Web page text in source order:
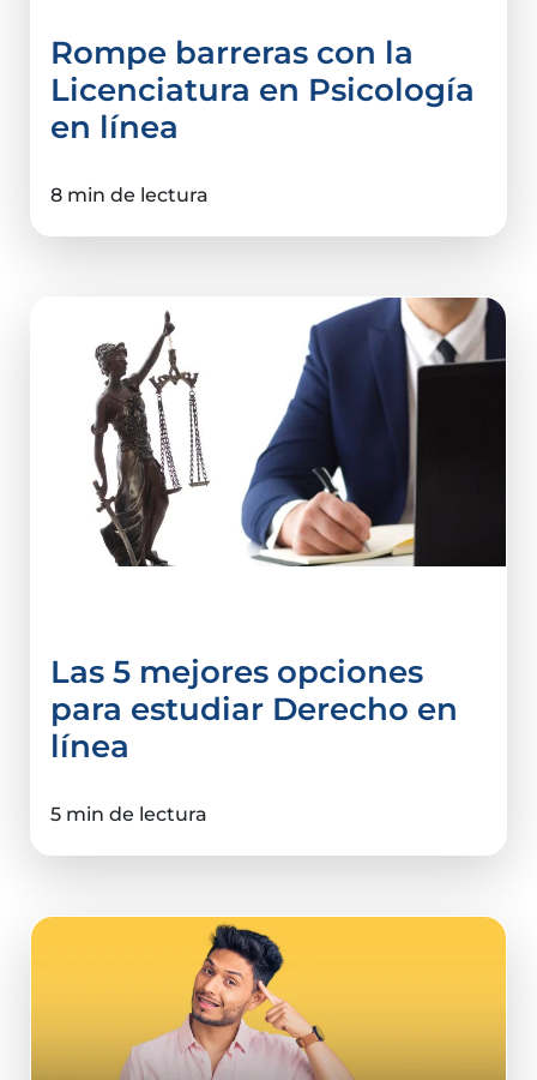
Rompe barreras con la
Licenciatura en Psicología
en línea
8 min de lectura
Las 5 mejores opciones
para estudiar Derecho en
línea
5 min de lectura